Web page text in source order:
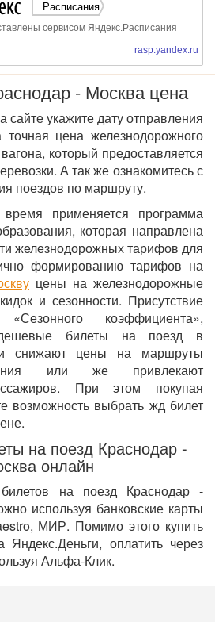
Расписания
сервисом Яндекс.Расписания
rasp.yandex.ru
- Москва цена
укажите дату отправления
цена железнодорожного
который предоставляется
А так же ознакомитесь с
поездов по маршруту.
применяется программа
которая направлена
железнодорожных тарифов для
формированию тарифов на
цены на железнодорожные
и сезонности. Присутствие
коэффициента»,
дешевые билеты на поезд в
снижают цены на маршруты
или же привлекают
При этом покупая
возможность выбрать жд билет
на поезд Краснодар -
онлайн
на поезд Краснодар -
используя банковские карты
МИР. Помимо этого купить
оплатить через
Альфа-Клик.